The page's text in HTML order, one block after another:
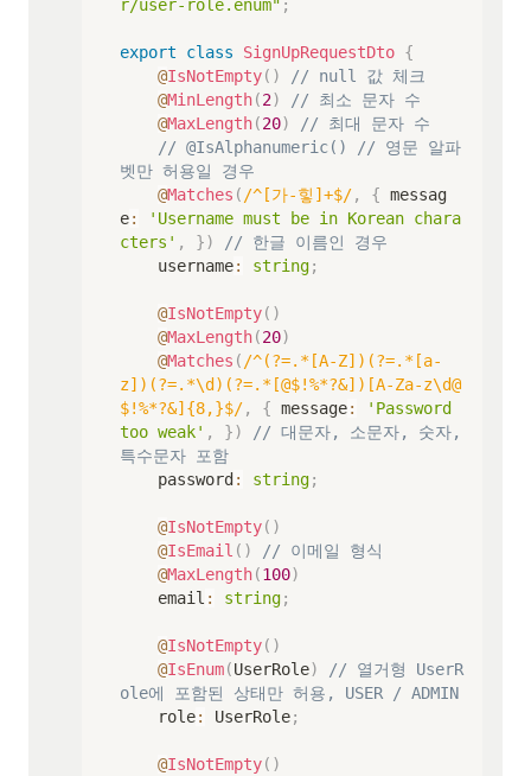
r/user-role.enum" ;
export class SignUpRequestDto {
@IsNotEmpty( )
// null 값 체크
@MinLength(2)
// 최소 문자 수
@MaxLength(20)
// 최대 문자 수
// @IsAlphanumeric() // 영문 알파
벳만 허용일 경우
@Matches ( /^[가-힣]+$/, { messag
e:
'Username must be in Korean chara
cters' , })
// 한글 이름인 경우
    username
: string;
@IsNotEmpty( )
@MaxLength(20)
@Matches ( /^(?=.*[A-Z])(?=.*[a-
z])(?=.*\d)(?=.*[@$!%*?&])[A-Za-z\d@
$!%*?&]{8,}$/, { message:
'Password
too weak' , })
// 대문자, 소문자, 숫자,
특수문자 포함
    password
: string;
@IsNotEmpty( )
@IsEmail ( )
// 이메일 형식
@MaxLength(100)
    email
: string;
@IsNotEmpty( )
@IsEnum(UserRole)
// 열거형 UserR
ole에 포함된 상태만 허용, USER / ADMIN
    role
: UserRole;
@IsNotEmpty( )